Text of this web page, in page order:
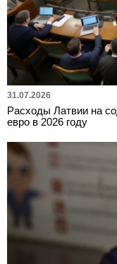
31.07.2026
Расходы Латвии на
евро в 2026 году